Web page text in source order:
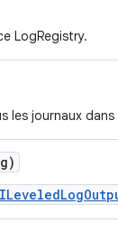
LogRegistry.
les journaux dans